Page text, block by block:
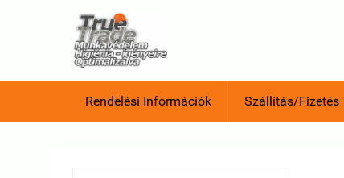
Rendelési Információk Szállítás/Fizetés